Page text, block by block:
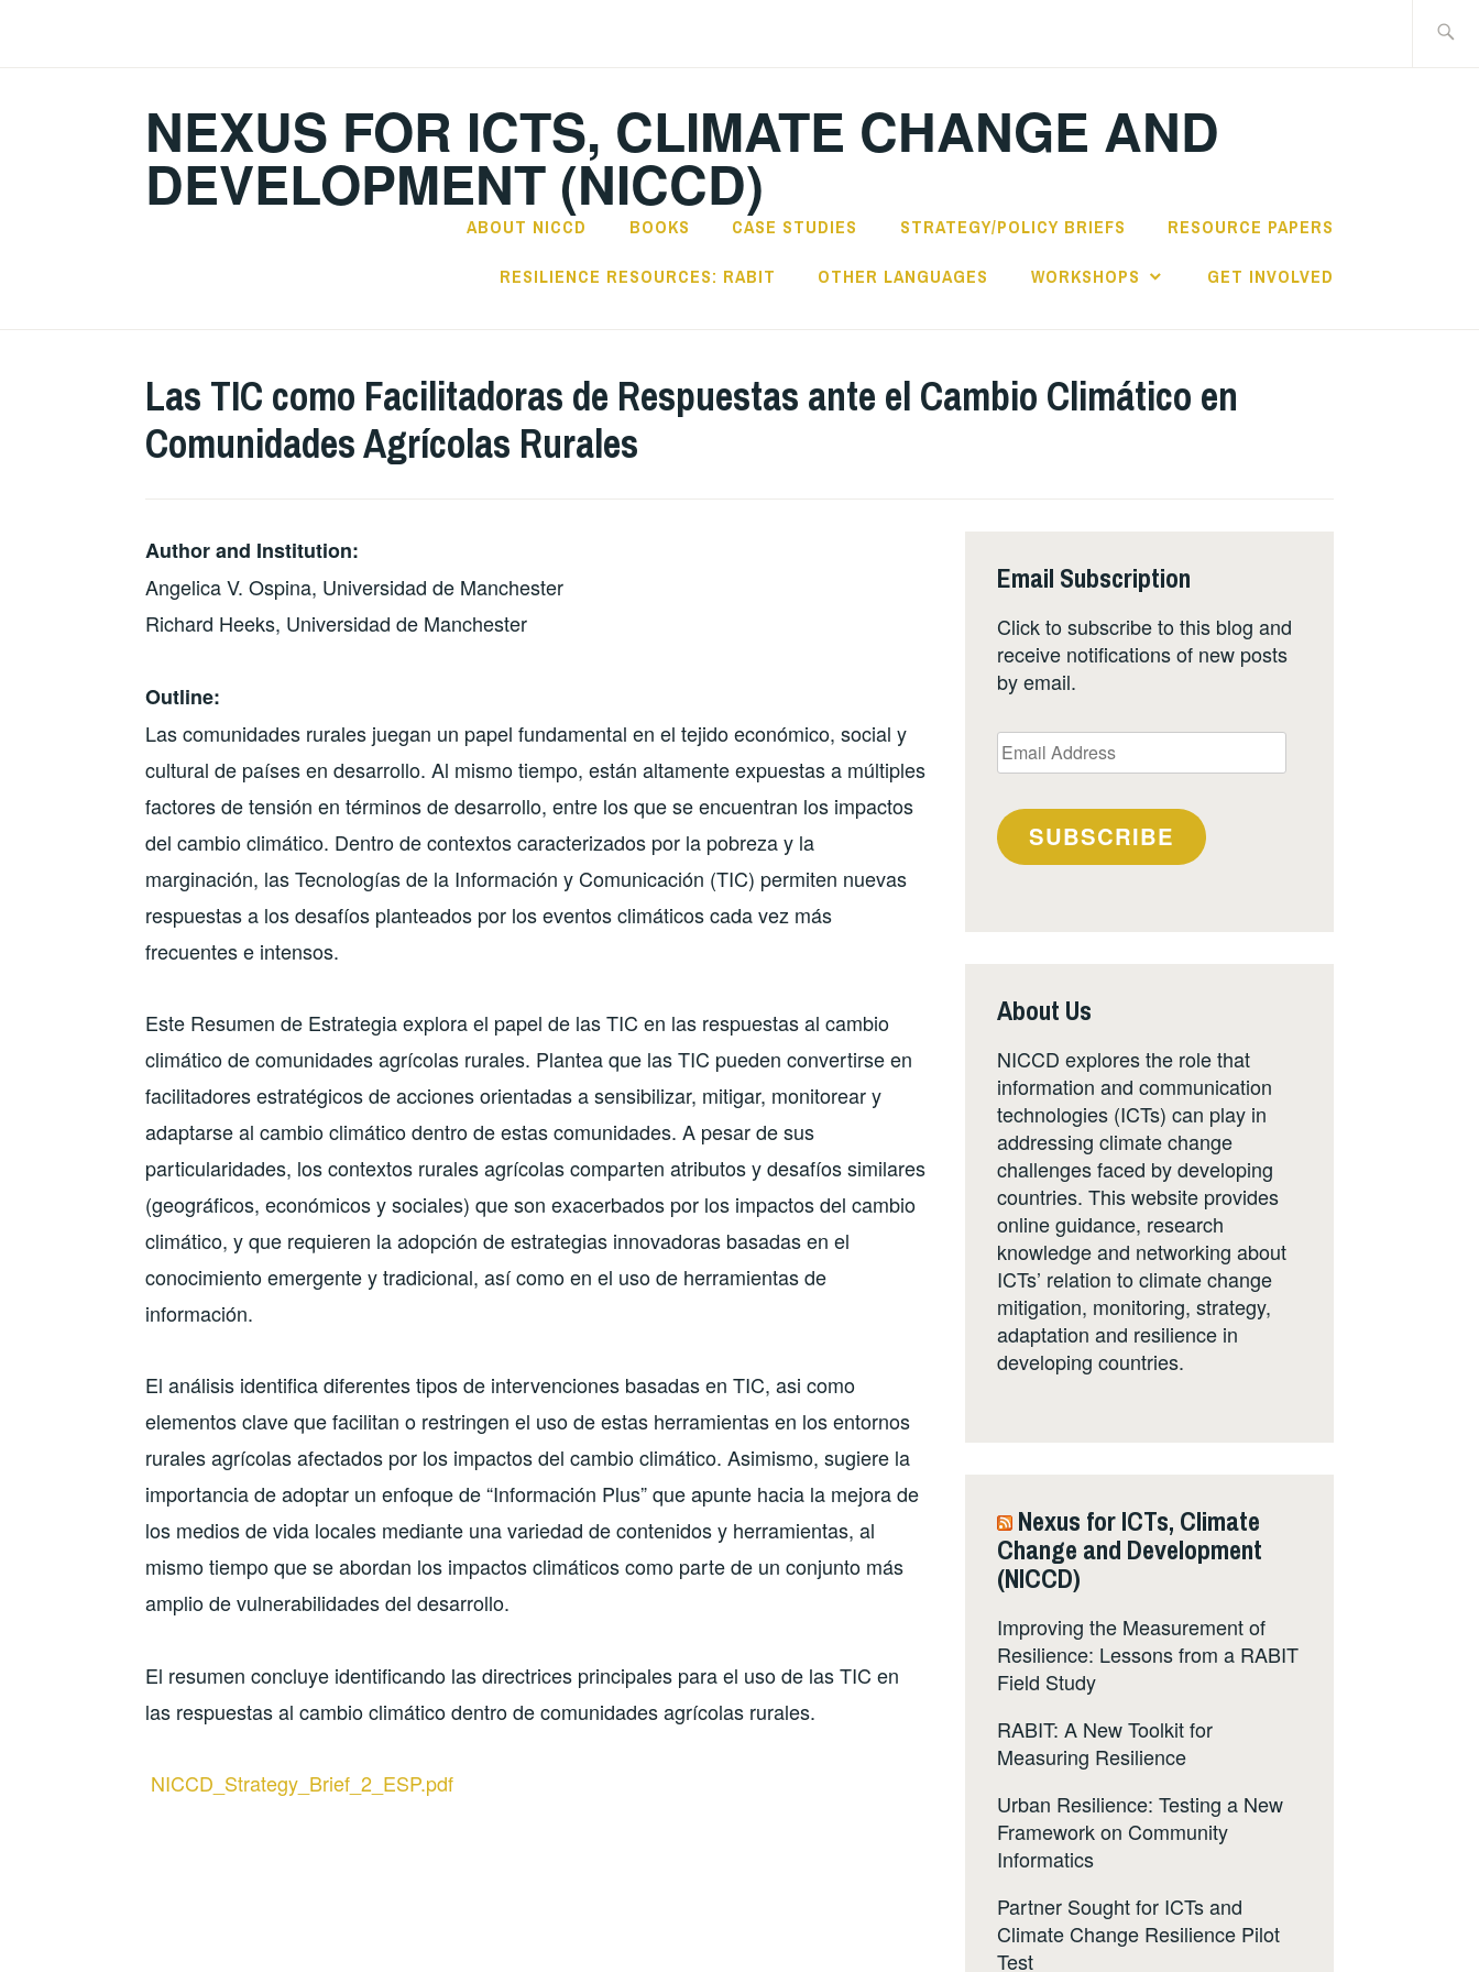
NEXUS FOR ICTS, CLIMATE CHANGE AND
DEVELOPMENT (NICCD)
ABOUT NICCD BOOKS CASE STUDIES STRATEGY/POLICY BRIEFS RESOURCE PAPERS
RESILIENCE RESOURCES: RABIT OTHER LANGUAGES WORKSHOPS GET INVOLVED
Las TIC como Facilitadoras de Respuestas ante el Cambio Climático en
Comunidades Agrícolas Rurales
Author and Institution:
Angelica V. Ospina, Universidad de Manchester
Richard Heeks, Universidad de Manchester
Outline:
Las comunidades rurales juegan un papel fundamental en el tejido económico, social y
cultural de países en desarrollo. Al mismo tiempo, están altamente expuestas a múltiples
factores de tensión en términos de desarrollo, entre los que se encuentran los impactos
del cambio climático. Dentro de contextos caracterizados por la pobreza y la
marginación, las Tecnologías de la Información y Comunicación (TIC) permiten nuevas
respuestas a los desafíos planteados por los eventos climáticos cada vez más
frecuentes e intensos.
Este Resumen de Estrategia explora el papel de las TIC en las respuestas al cambio
climático de comunidades agrícolas rurales. Plantea que las TIC pueden convertirse en
facilitadores estratégicos de acciones orientadas a sensibilizar, mitigar, monitorear y
adaptarse al cambio climático dentro de estas comunidades. A pesar de sus
particularidades, los contextos rurales agrícolas comparten atributos y desafíos similares
(geográficos, económicos y sociales) que son exacerbados por los impactos del cambio
climático, y que requieren la adopción de estrategias innovadoras basadas en el
conocimiento emergente y tradicional, así como en el uso de herramientas de
información.
El análisis identifica diferentes tipos de intervenciones basadas en TIC, asi como
elementos clave que facilitan o restringen el uso de estas herramientas en los entornos
rurales agrícolas afectados por los impactos del cambio climático. Asimismo, sugiere la
importancia de adoptar un enfoque de “Información Plus” que apunte hacia la mejora de
los medios de vida locales mediante una variedad de contenidos y herramientas, al
mismo tiempo que se abordan los impactos climáticos como parte de un conjunto más
amplio de vulnerabilidades del desarrollo.
El resumen concluye identificando las directrices principales para el uso de las TIC en
las respuestas al cambio climático dentro de comunidades agrícolas rurales.
NICCD_Strategy_Brief_2_ESP.pdf
Email Subscription
Click to subscribe to this blog and
receive notifications of new posts
by email.
Email
Address
SUBSCRIBE
About Us
NICCD explores the role that
information and communication
technologies (ICTs) can play in
addressing climate change
challenges faced by developing
countries. This website provides
online guidance, research
knowledge and networking about
ICTs’ relation to climate change
mitigation, monitoring, strategy,
adaptation and resilience in
developing countries.
Nexus for ICTs, Climate
Change and Development
(NICCD)
Improving the Measurement of
Resilience: Lessons from a RABIT
Field Study
RABIT: A New Toolkit for
Measuring Resilience
Urban Resilience: Testing a New
Framework on Community
Informatics
Partner Sought for ICTs and
Climate Change Resilience Pilot
Test